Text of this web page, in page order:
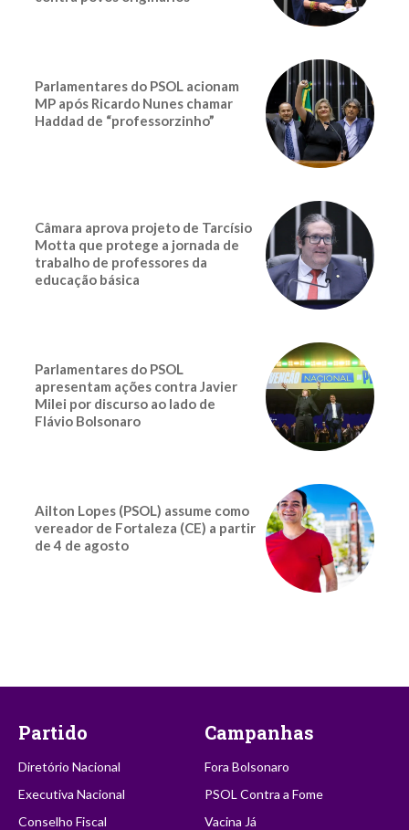
Parlamentares do PSOL acionam
MP após Ricardo Nunes chamar
Haddad de “professorzinho”
Câmara aprova projeto de Tarcísio
Motta que protege a jornada de
trabalho de professores da
educação básica
Parlamentares do PSOL
apresentam ações contra Javier
Milei por discurso ao lado de
Flávio Bolsonaro
Ailton Lopes (PSOL) assume como
vereador de Fortaleza (CE) a partir
de 4 de agosto
Partido
Diretório Nacional
Executiva Nacional
Conselho Fiscal
Campanhas
Fora Bolsonaro
PSOL Contra a Fome
Vacina Já